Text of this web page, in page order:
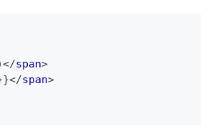
</span>
</span>